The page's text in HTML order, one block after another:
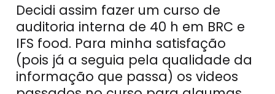
Decidi assim fazer um curso de
auditoria interna de 40 h em BRC e
IFS food. Para minha satisfação
(pois já a seguia pela qualidade da
informação que passa) os videos